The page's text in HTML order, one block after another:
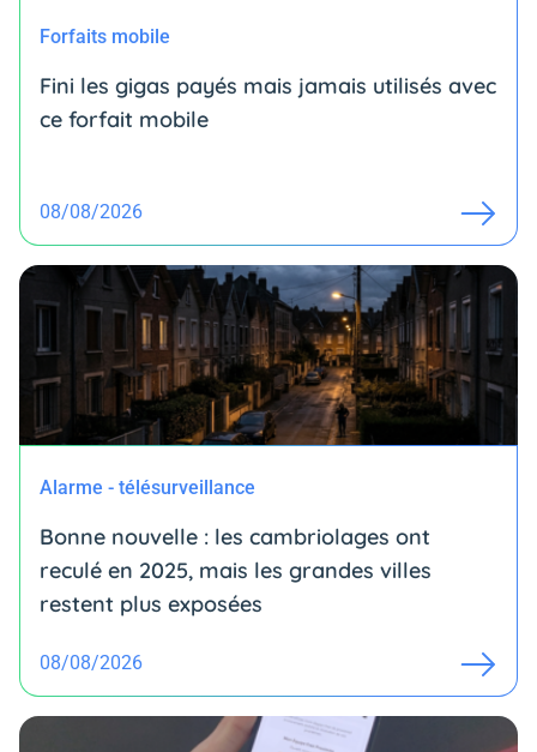
Forfaits mobile
Fini les gigas payés mais jamais utilisés avec
ce forfait mobile
08/08/2026
Alarme - télésurveillance
Bonne nouvelle : les cambriolages ont
reculé en 2025, mais les grandes villes
restent plus exposées
08/08/2026